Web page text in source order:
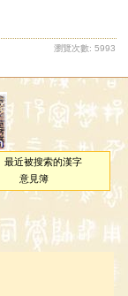
瀏覽次數: 5993
最近被搜索的漢字
意見簿